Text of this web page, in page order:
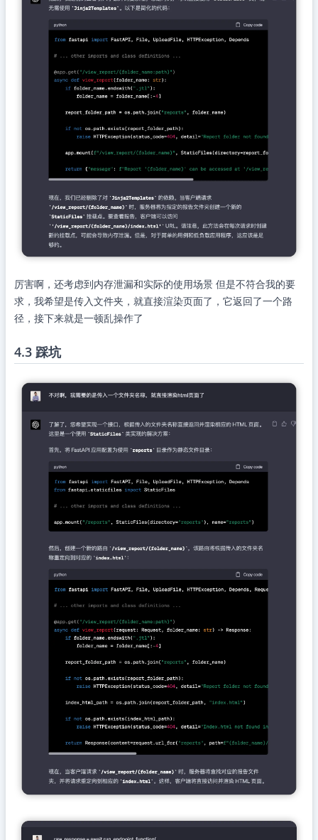
厉害啊，还考虑到内存泄漏和实际的使用场景 但是不符合我的要
求，我希望是传入文件夹，就直接渲染页面了，它返回了一个路
径，接下来就是一顿乱操作了
4.3 踩坑